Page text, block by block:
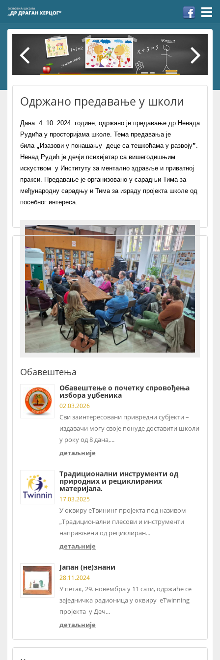
Одржано предавање у школи
Дана4. 10. 2024. године, одржано је предавање др Ненада
Рудића у просторијама школе. Тема предавања је
била „ Изазови у понашању деце са тешкоћама у развоју”.
Ненад Рудић је дечји психијатар са вишегодишњим
искуством у Институту за ментално здравље и приватној
пракси. Предавање је организовано у сарадњи Тима за
међународну сарадњу и Тима за израду пројекта школе од
посебног интереса.
Обавештења
Обавештење о почетку спровођења
избора уџбеника
02.03.2026
Сви заинтересовани привредни субјекти –
издавачи могу своје понуде доставити школи
у року од 8 дана,...
детаљније
Традиционални инструменти од
природних и рециклираних
материјала.
17.03.2025
У оквиру еТвининг пројекта под називом
„Традиционални плесови и инструменти
направљени од рециклиран...
детаљније
Јапан (не)знани
28.11.2024
У петак, 29. новембра у 11 сати, одржаће се
заједничка радионица у оквиру eTwinning
пројекта у Деч...
детаљније